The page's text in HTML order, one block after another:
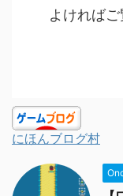
よければご
にほんブログ村